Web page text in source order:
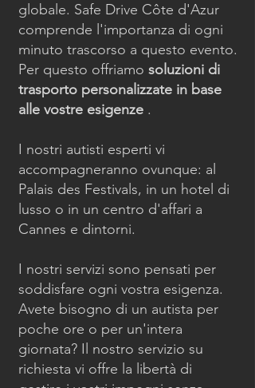
globale. Safe Drive Côte d'Azur
comprende l'importanza di ogni
minuto trascorso a questo evento.
Per questo offriamo soluzioni di
trasporto personalizzate in base
alle vostre esigenze .
I nostri autisti esperti vi
accompagneranno ovunque: al
Palais des Festivals, in un hotel di
lusso o in un centro d'affari a
Cannes e dintorni.
I nostri servizi sono pensati per
soddisfare ogni vostra esigenza.
Avete bisogno di un autista per
poche ore o per un'intera
giornata? Il nostro servizio su
richiesta vi offre la libertà di